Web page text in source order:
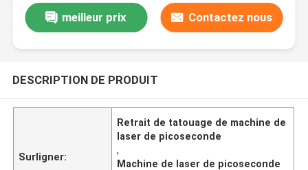
meilleur prix Contactez nous
DESCRIPTION DE PRODUIT
Surligner:
Retrait de tatouage de machine de
laser de picoseconde
,
Machine de laser de picoseconde